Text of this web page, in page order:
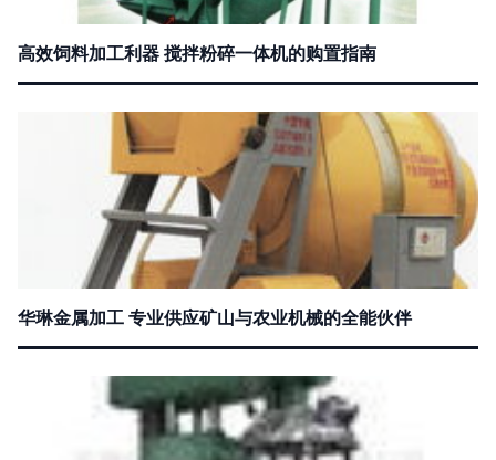
高效饲料加工利器 搅拌粉碎一体机的购置指南
华琳金属加工 专业供应矿山与农业机械的全能伙伴